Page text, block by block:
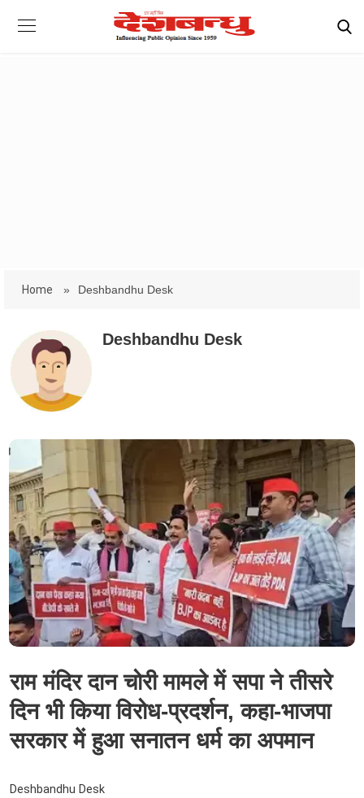
Home » Deshbandhu Desk
Deshbandhu Desk
राम मंदिर दान चोरी मामले में सपा ने तीसरे
दिन भी किया विरोध-प्रदर्शन, कहा-भाजपा
सरकार में हुआ सनातन धर्म का अपमान
Deshbandhu Desk